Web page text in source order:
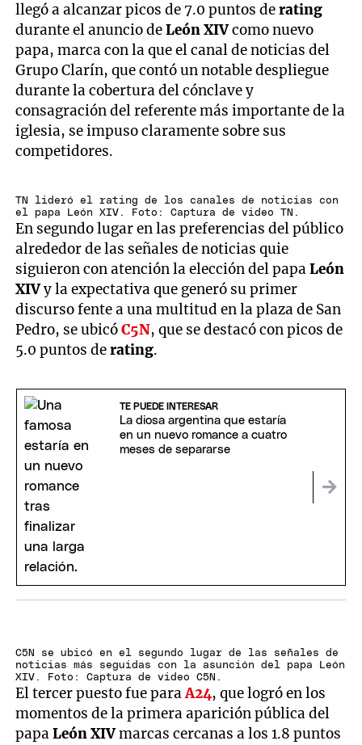
llegó a alcanzar picos de 7.0 puntos derating
durante el anuncio deLeón XIVcomo nuevo
papa, marca con la que el canal de noticias del
Grupo Clarín, que contó un notable despliegue
durante la cobertura del cónclave y
consagración del referente más importante de la
iglesia, se impuso claramente sobre sus
competidores.
TN lideró el rating de los canales de noticias con
el papa León XIV. Foto: Captura de video TN.
En segundo lugar en las preferencias del público
alrededor de las señales de noticias quie
siguieron con atención la elección del papaLeón
XIVy la expectativa que generó su primer
discurso fente a una multitud en la plaza de San
Pedro, se ubicóC5N, que se destacó con picos de
5.0 puntos derating.
TE PUEDE INTERESAR
La diosa argentina que estaría
en un nuevo romance a cuatro
meses de separarse
C5N se ubicó en el segundo lugar de las señales de
noticias más seguidas con la asunción del papa León
XIV. Foto: Captura de video C5N.
El tercer puesto fue paraA24, que logró en los
momentos de la primera aparición pública del
papaLeón XIVmarcas cercanas a los 1.8 puntos